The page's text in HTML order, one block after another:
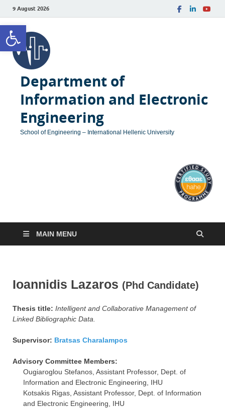
Open toolbar
9 August 2026
Department of
Information and Electronic
Engineering
School of Engineering – International Hellenic University
MAIN MENU
Ioannidis Lazaros (Phd Candidate)
Thesis title: Intelligent and Collaborative Management of
Linked Bibliographic Data.
Supervisor: Bratsas Charalampos
Advisory Committee Members:
Ougiaroglou Stefanos, Assistant Professor, Dept. of
Information and Electronic Engineering, IHU
Kotsakis Rigas, Assistant Professor, Dept. of Information
and Electronic Engineering, IHU